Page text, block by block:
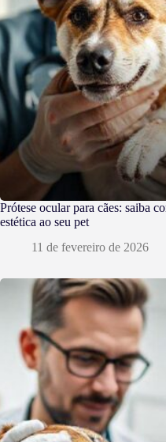
Prótese ocular para cães: saiba
estética ao seu pet
11 de fevereiro de 2026